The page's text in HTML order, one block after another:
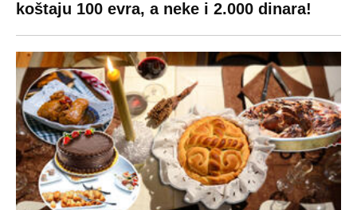
Društvo
Hronika
Ekonomija
Beograd
Zasadi drvo
Kosovo
Sudbine
Zvezde
Holivud
Kviz
Košarka
Ostali sportovi
Navijači
Showtime
Svaštara
Tiktok
LIFESTYLE
Život
SVET
Planeta
MONDO INC.
Impressum